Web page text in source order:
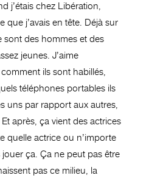
j’étais chez Libération,
que j’avais en tête. Déjà sur
sont des hommes et des
jeunes. J’aime
ils sont habillés,
téléphones portables ils
uns par rapport aux autres,
après, ça vient des actrices
quelle actrice ou n’importe
ça. Ça ne peut pas être
pas ce milieu, la